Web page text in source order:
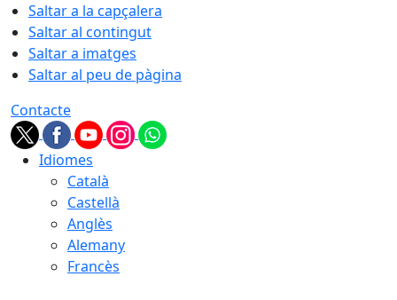
Saltar a la capçalera
Saltar al contingut
Saltar a imatges
Saltar al peu de pàgina
Contacte
Idiomes
Català
Castellà
Anglès
Alemany
Francès